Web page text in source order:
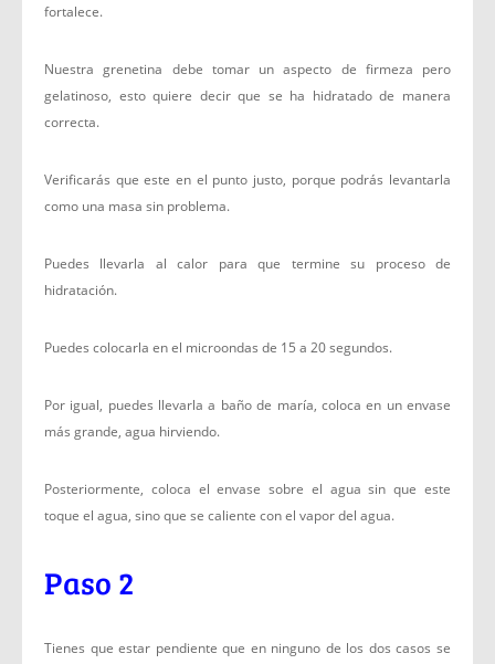
fortalece.
Nuestra grenetina debe tomar un aspecto de firmeza pero
gelatinoso, esto quiere decir que se ha hidratado de manera
correcta.
Verificarás que este en el punto justo, porque podrás levantarla
como una masa sin problema.
Puedes llevarla al calor para que termine su proceso de
hidratación.
Puedes colocarla en el microondas de 15 a 20 segundos.
Por igual, puedes llevarla a baño de maría, coloca en un envase
más grande, agua hirviendo.
Posteriormente, coloca el envase sobre el agua sin que este
toque el agua, sino que se caliente con el vapor del agua.
Paso 2
Tienes que estar pendiente que en ninguno de los dos casos se